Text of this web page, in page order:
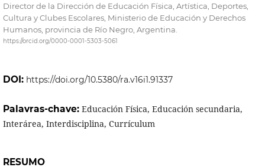
Director de la Dirección de Educación Física, Artística, Deportes,
Cultura y Clubes Escolares, Ministerio de Educación y Derechos
Humanos, provincia de Río Negro, Argentina.
https://orcid.org/0000-0001-5303-5061
DOI: https://doi.org/10.5380/ra.v16i1.91337
Palavras-chave: Educación Física, Educación secundaria,
Interárea, Interdisciplina, Currículum
RESUMO